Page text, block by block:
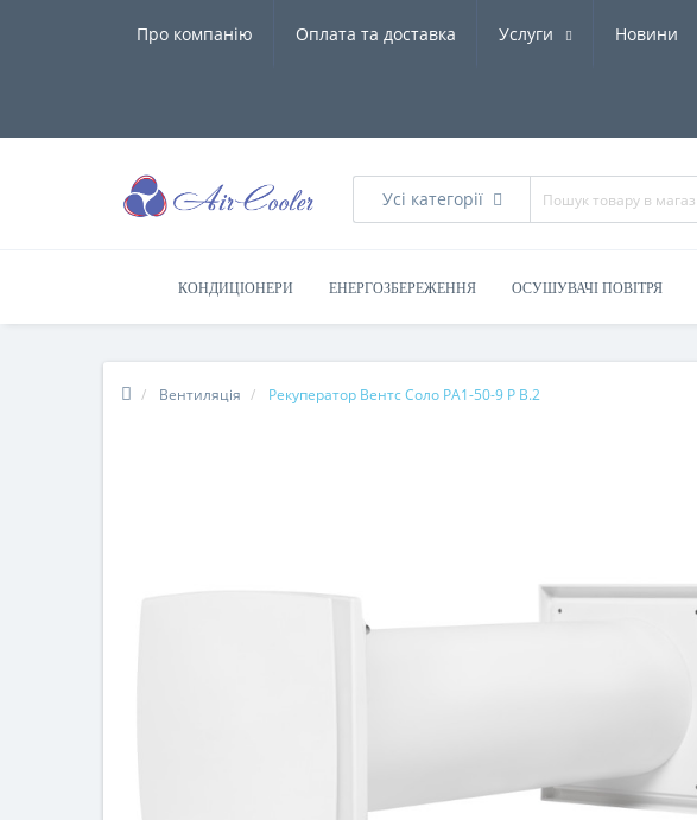
Про компанію Оплата та доставка Услуги Новини
Усі категорії
КОНДИЦІОНЕРИ ЕНЕРГОЗБЕРЕЖЕННЯ ОСУШУВАЧІ ПОВІТРЯ
Вентиляція Рекуператор Вентс Соло РА1-50-9 Р В.2